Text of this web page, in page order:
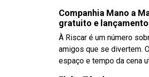
Companhia Mano a
gratuito e
À Riscar é um número
amigos que se divertem.
espaço e tempo da cena